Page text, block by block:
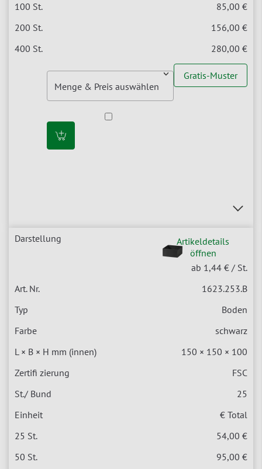
85,00 €
156,00 €
280,00 €
Gratis-Muster
Artikeldetails
öffnen
ab 1,44 € / St.
1623.253.B
Boden
schwarz
150 × 150 × 100
FSC
25
€ Total
54,00 €
95,00 €